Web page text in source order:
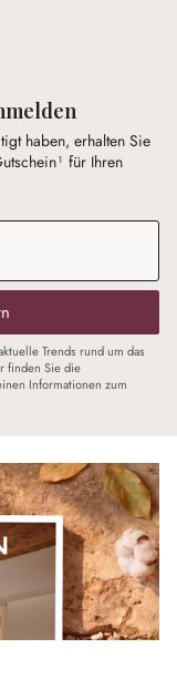
haben, erhalten Sie
für Ihren
Trends rund um das
finden Sie die
Informationen zum